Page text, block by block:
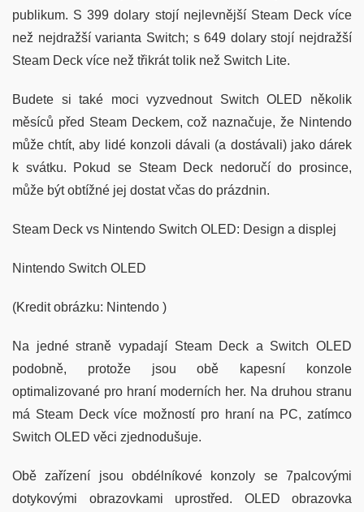
publikum. S 399 dolary stojí nejlevnější Steam Deck více
než nejdražší varianta Switch; s 649 dolary stojí nejdražší
Steam Deck více než třikrát tolik než Switch Lite.
Budete si také moci vyzvednout Switch OLED několik
měsíců před Steam Deckem, což naznačuje, že Nintendo
může chtít, aby lidé konzoli dávali (a dostávali) jako dárek
k svátku. Pokud se Steam Deck nedoručí do prosince,
může být obtížné jej dostat včas do prázdnin.
Steam Deck vs Nintendo Switch OLED: Design a displej
Nintendo Switch OLED
(Kredit obrázku: Nintendo )
Na jedné straně vypadají Steam Deck a Switch OLED
podobně, protože jsou obě kapesní konzole
optimalizované pro hraní moderních her. Na druhou stranu
má Steam Deck více možností pro hraní na PC, zatímco
Switch OLED věci zjednodušuje.
Obě zařízení jsou obdélníkové konzoly se 7palcovými
dotykovými obrazovkami uprostřed. OLED obrazovka